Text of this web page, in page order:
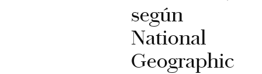
según
National
Geographic